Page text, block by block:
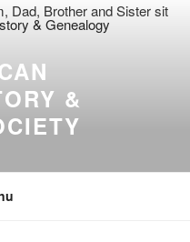
&